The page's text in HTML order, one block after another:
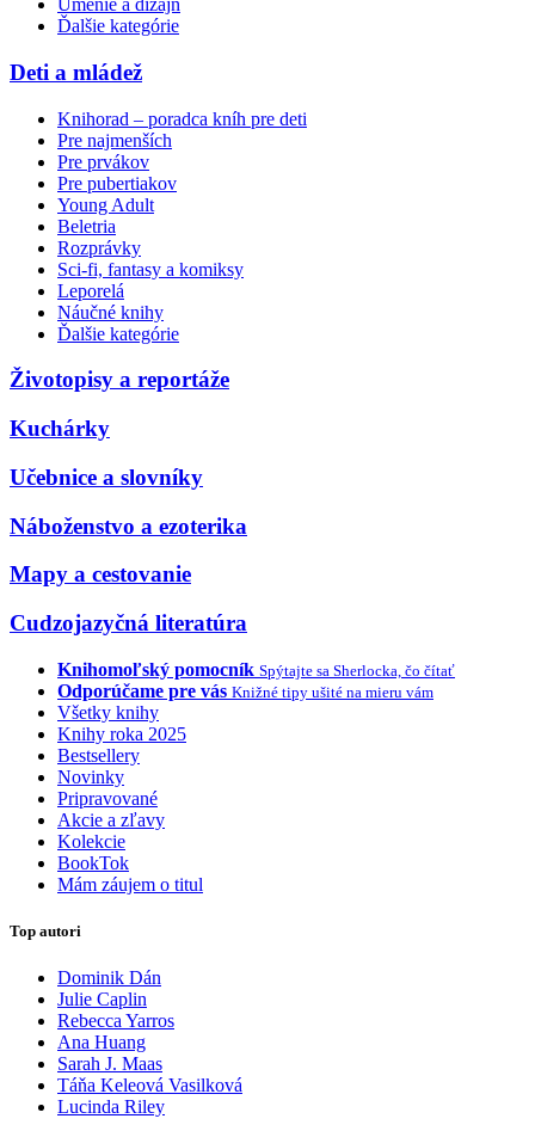
Umenie a dizajn
Ďalšie kategórie
Deti a mládež
Knihorad – poradca kníh pre deti
Pre najmenších
Pre prvákov
Pre pubertiakov
Young Adult
Beletria
Rozprávky
Sci-fi, fantasy a komiksy
Leporelá
Náučné knihy
Ďalšie kategórie
Životopisy a reportáže
Kuchárky
Učebnice a slovníky
Náboženstvo a ezoterika
Mapy a cestovanie
Cudzojazyčná literatúra
Knihomoľský pomocník Spýtajte sa Sherlocka, čo čítať
Odporúčame pre vás Knižné tipy ušité na mieru vám
Všetky knihy
Knihy roka 2025
Bestsellery
Novinky
Pripravované
Akcie a zľavy
Kolekcie
BookTok
Mám záujem o titul
Top autori
Dominik Dán
Julie Caplin
Rebecca Yarros
Ana Huang
Sarah J. Maas
Táňa Keleová Vasilková
Lucinda Riley